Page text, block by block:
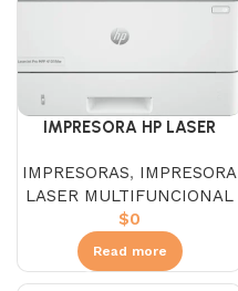
IMPRESORA HP LASER
4103FDW
IMPRESORAS, IMPRESORA
LASER MULTIFUNCIONAL
$0
Read more